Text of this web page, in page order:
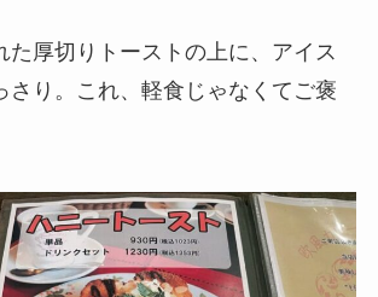
た厚切りトーストの上に、アイス
さり。これ、軽食じゃなくてご褒